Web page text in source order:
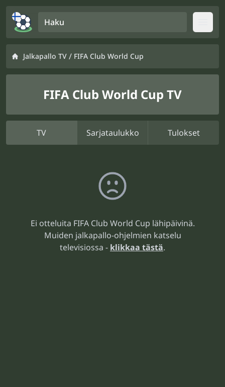
Jalkapallo TV / FIFA Club World Cup
FIFA Club World Cup TV
TV Sarjataulukko Tulokset
Ei otteluita FIFA Club World Cup lähipäivinä.
Muiden jalkapallo-ohjelmien katselu
televisiossa - klikkaa tästä.